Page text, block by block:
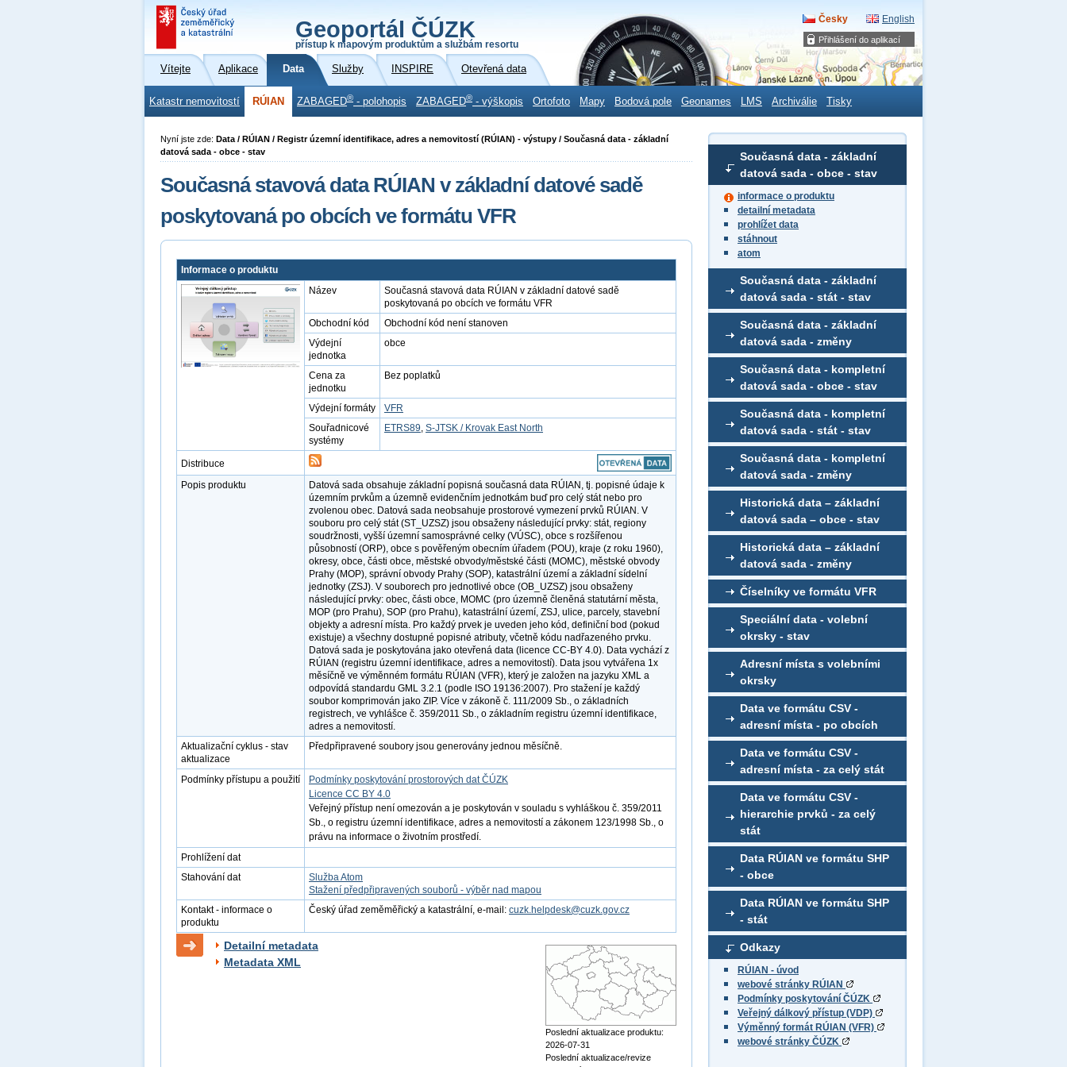
Přihlášení do aplikací
Geoportál ČÚZK
přístup k mapovým produktům a službám resortu
Česky English
Vítejte Aplikace Data Služby INSPIRE Otevřená data
Katastr nemovitostí RÚIAN ZABAGED® - polohopis ZABAGED® - výškopis Ortofoto Mapy Bodová pole Geonames LMS Archiválie Tisky
Současná data - základní
datová sada - obce - stav
informace o produktu
detailní metadata
prohlížet data
stáhnout
atom
Současná data - základní
datová sada - stát - stav
Současná data - základní
datová sada - změny
Současná data - kompletní
datová sada - obce - stav
Současná data - kompletní
datová sada - stát - stav
Současná data - kompletní
datová sada - změny
Historická data – základní
datová sada – obce - stav
Historická data – základní
datová sada - změny
Číselníky ve formátu VFR
Speciální data - volební
okrsky - stav
Adresní místa s volebními
okrsky
Data ve formátu CSV -
adresní místa - po obcích
Data ve formátu CSV -
adresní místa - za celý stát
Data ve formátu CSV -
hierarchie prvků - za celý
stát
Data RÚIAN ve formátu SHP
- obce
Data RÚIAN ve formátu SHP
- stát
Odkazy
RÚIAN - úvod
webové stránky RÚIAN
Podmínky poskytování ČÚZK
Veřejný dálkový přístup (VDP)
Výměnný formát RÚIAN (VFR)
webové stránky ČÚZK
Nyní jste zde: Data / RÚIAN / Registr územní identifikace, adres a nemovitostí (RÚIAN) - výstupy / Současná data - základní
datová sada - obce - stav
Současná stavová data RÚIAN v základní datové sadě
poskytovaná po obcích ve formátu VFR
Informace o produktu
Název
Současná stavová data RÚIAN v základní datové sadě
poskytovaná po obcích ve formátu VFR
Obchodní kód
Obchodní kód není stanoven
Výdejní
jednotka
obce
Cena za
jednotku
Bez poplatků
Výdejní formáty
VFR
Souřadnicové
systémy
ETRS89, S-JTSK / Krovak East North
Distribuce
Popis produktu
Datová sada obsahuje základní popisná současná data RÚIAN, tj. popisné údaje k
územním prvkům a územně evidenčním jednotkám buď pro celý stát nebo pro
zvolenou obec. Datová sada neobsahuje prostorové vymezení prvků RÚIAN. V
souboru pro celý stát (ST_UZSZ) jsou obsaženy následující prvky: stát, regiony
soudržnosti, vyšší územní samosprávné celky (VÚSC), obce s rozšířenou
působností (ORP), obce s pověřeným obecním úřadem (POU), kraje (z roku 1960),
okresy, obce, části obce, městské obvody/městské části (MOMC), městské obvody
Prahy (MOP), správní obvody Prahy (SOP), katastrální území a základní sídelní
jednotky (ZSJ). V souborech pro jednotlivé obce (OB_UZSZ) jsou obsaženy
následující prvky: obec, části obce, MOMC (pro územně členěná statutární města,
MOP (pro Prahu), SOP (pro Prahu), katastrální území, ZSJ, ulice, parcely, stavební
objekty a adresní místa. Pro každý prvek je uveden jeho kód, definiční bod (pokud
existuje) a všechny dostupné popisné atributy, včetně kódu nadřazeného prvku.
Datová sada je poskytována jako otevřená data (licence CC-BY 4.0). Data vychází z
RÚIAN (registru územní identifikace, adres a nemovitostí). Data jsou vytvářena 1x
měsíčně ve výměnném formátu RÚIAN (VFR), který je založen na jazyku XML a
odpovídá standardu GML 3.2.1 (podle ISO 19136:2007). Pro stažení je každý
soubor komprimován jako ZIP. Více v zákoně č. 111/2009 Sb., o základních
registrech, ve vyhlášce č. 359/2011 Sb., o základním registru územní identifikace,
adres a nemovitostí.
Aktualizační cyklus - stav
aktualizace
Předpřipravené soubory jsou generovány jednou měsíčně.
Podmínky přístupu a použití
Podmínky poskytování prostorových dat ČÚZK
Licence CC BY 4.0
Veřejný přístup není omezován a je poskytován v souladu s vyhláškou č. 359/2011
Sb., o registru územní identifikace, adres a nemovitostí a zákonem 123/1998 Sb., o
právu na informace o životním prostředí.
Prohlížení dat
Stahování dat
Služba Atom
Stažení předpřipravených souborů - výběr nad mapou
Kontakt - informace o
produktu
Český úřad zeměměřický a katastrální, e-mail: cuzk.helpdesk@cuzk.gov.cz
Detailní metadata
Metadata XML
Poslední aktualizace produktu:
2026-07-31
Poslední aktualizace/revize